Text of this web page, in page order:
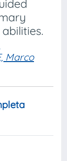
Marco